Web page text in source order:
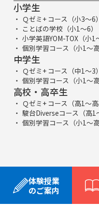
小学生
Ｑゼミ+ コース（小3～6）
ことばの学校（小1～6）
小学英語YOM-TOX（小1
個別学習コース（小1～高
中学生
Ｑゼミ+ コース（中1～3）
個別学習コース（小1～高
高校・高卒生
Ｑゼミ+ コース（高1～高
駿台Diverseコース（高1
個別学習コース（小1～高
合格実績お友達紹介制度
ゼミ生用サイト
体験授業
のご案内